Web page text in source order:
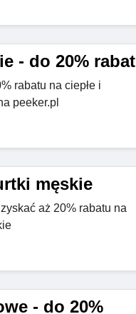
- do 20% rabat
rabatu na ciepłe i
peeker.pl
męskie
aż 20% rabatu na
- do 20%